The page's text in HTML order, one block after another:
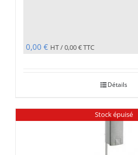
0,00 € HT /0,00€TTC
Détails
Stock épuisé